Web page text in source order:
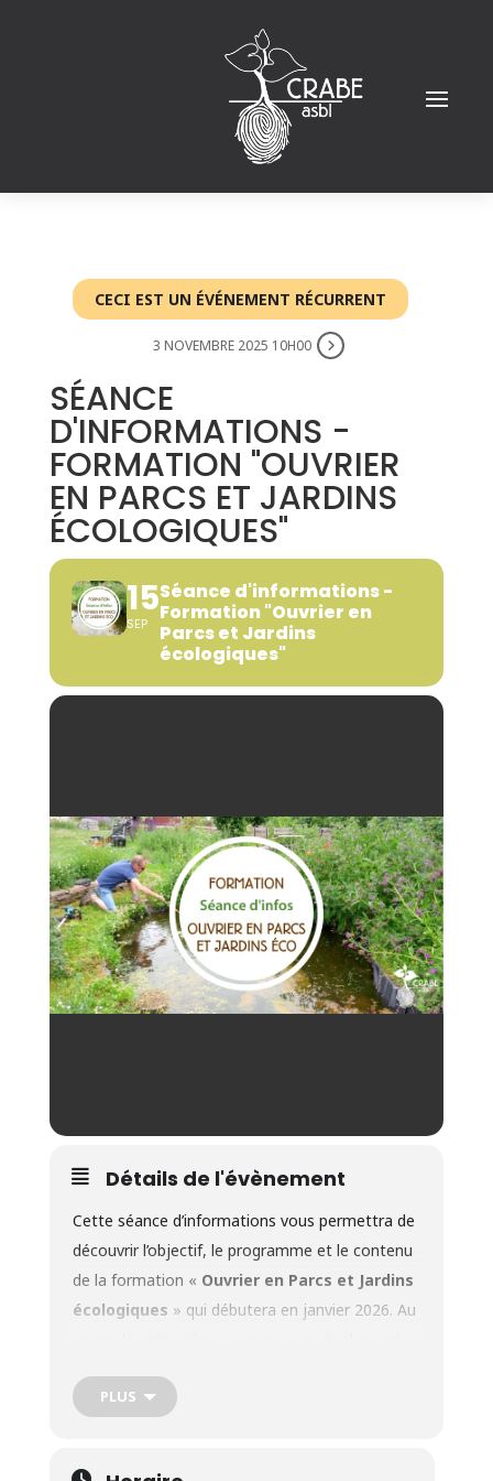
CECI EST UN ÉVÉNEMENT RÉCURRENT
3 NOVEMBRE 2025 10H00
SÉANCE
D'INFORMATIONS -
FORMATION "OUVRIER
EN PARCS ET JARDINS
ÉCOLOGIQUES"
15
SEP
Séance d'informations -
Formation "Ouvrier en
Parcs et Jardins
écologiques"
Détails de l'évènement
Cette séance d’informations vous permettra de
découvrir l’objectif, le programme et le contenu
de la formation « Ouvrier en Parcs et Jardins
écologiques » qui débutera en janvier 2026. Au
motivations et de poser toutes vos questions
PLUS